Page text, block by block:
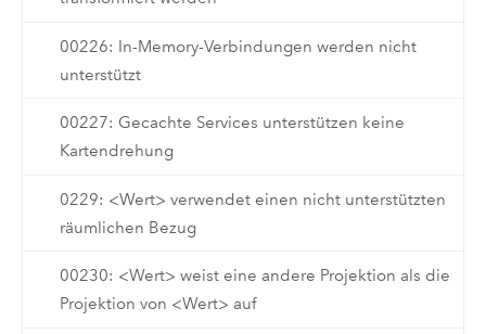
00226: In-Memory-Verbindungen werden nicht
unterstützt
00227: Gecachte Services unterstützen keine
Kartendrehung
0229: <Wert> verwendet einen nicht unterstützten
räumlichen Bezug
00230: <Wert> weist eine andere Projektion als die
Projektion von <Wert> auf